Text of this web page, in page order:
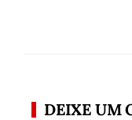
DEIXE UM